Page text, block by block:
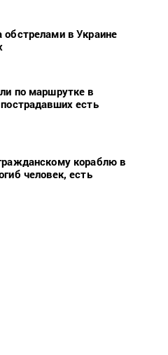
в Украине
по маршрутке в
есть
кораблю в
человек, есть